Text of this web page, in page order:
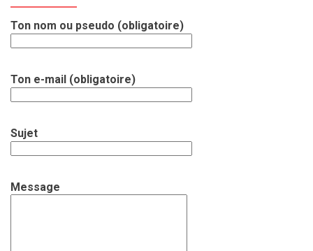
Ton nom ou pseudo (obligatoire)
Ton e-mail (obligatoire)
Sujet
Message